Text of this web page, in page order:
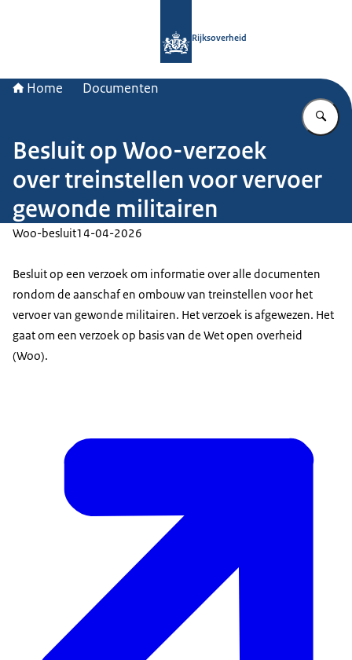
Rijksoverheid
Home Documenten
Besluit op Woo-verzoek
over treinstellen voor vervoer
gewonde militairen
Woo-besluit14-04-2026
Besluit op een verzoek om informatie over alle documenten
rondom de aanschaf en ombouw van treinstellen voor het
vervoer van gewonde militairen. Het verzoek is afgewezen. Het
gaat om een verzoek op basis van de Wet open overheid
(Woo).